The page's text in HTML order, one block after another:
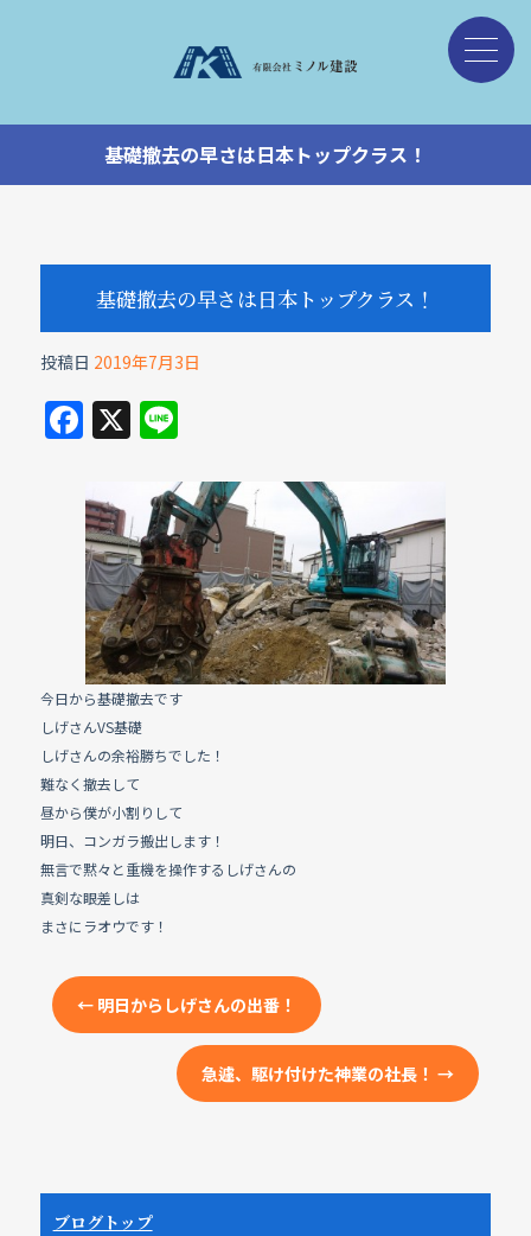
基礎撤去の早さは日本トップクラス！
基礎撤去の早さは日本トップクラス！
投稿日 2019年7月3日
F
a
c
e
b
o
o
k
X Li
e
今日から基礎撤去です
しげさんVS基礎
しげさんの余裕勝ちでした！
難なく撤去して
昼から僕が小割りして
明日、コンガラ搬出します！
無言で黙々と重機を操作するしげさんの
真剣な眼差しは
まさにラオウです！
←明日からしげさんの出番！
急遽、駆け付けた神業の社長！→
ブログトップ